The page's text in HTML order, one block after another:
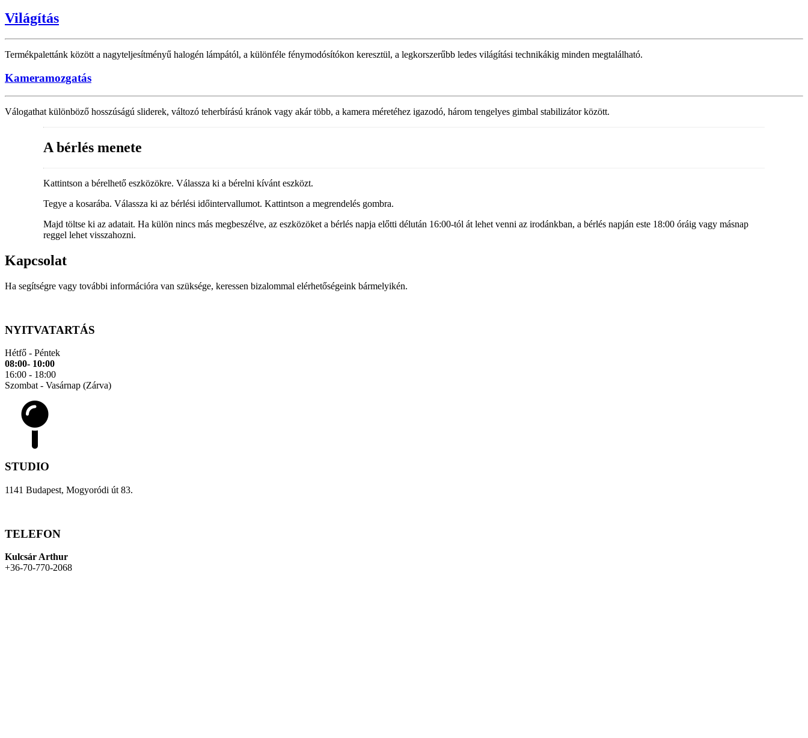
Világítás
Termékpalettánk között a nagyteljesítményű halogén lámpától, a különféle fénymodósítókon keresztül, a legkorszerűbb ledes világítási technikákig minden megtalálható.
Kameramozgatás
Válogathat különböző hosszúságú sliderek, változó teherbírású kránok vagy akár több, a kamera méretéhez igazodó, három tengelyes gimbal stabilizátor között.
A bérlés menete
Kattintson a bérelhető eszközökre. Válassza ki a bérelni kívánt eszközt.
Tegye a kosarába. Válassza ki az bérlési időintervallumot. Kattintson a megrendelés gombra.
Majd töltse ki az adatait. Ha külön nincs más megbeszélve, az eszközöket a bérlés napja előtti délután 16:00-tól át lehet venni az irodánkban, a bérlés napján este 18:00 óráig vagy másnap
reggel lehet visszahozni.
Kapcsolat
Ha segítségre vagy további információra van szüksége, keressen bizalommal elérhetőségeink bármelyikén.
NYITVATARTÁS
Hétfő - Péntek
08:00- 10:00
16:00 - 18:00
Szombat - Vasárnap (Zárva)
STUDIO
1141 Budapest, Mogyoródi út 83.
TELEFON
Kulcsár Arthur
+36-70-770-2068